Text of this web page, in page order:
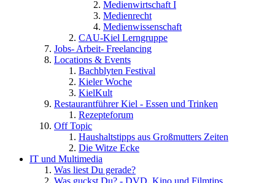
Medienwirtschaft I
Medienrecht
Medienwissenschaft
CAU-Kiel Lerngruppe
Jobs- Arbeit- Freelancing
Locations & Events
Bachblyten Festival
Kieler Woche
KielKult
Restaurantführer Kiel - Essen und Trinken
Rezepteforum
Off Topic
Haushaltstipps aus Großmutters Zeiten
Die Witze Ecke
IT und Multimedia
Was liest Du gerade?